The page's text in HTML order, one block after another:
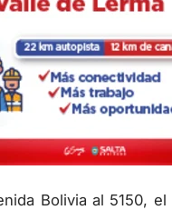
Bolivia al 5150,